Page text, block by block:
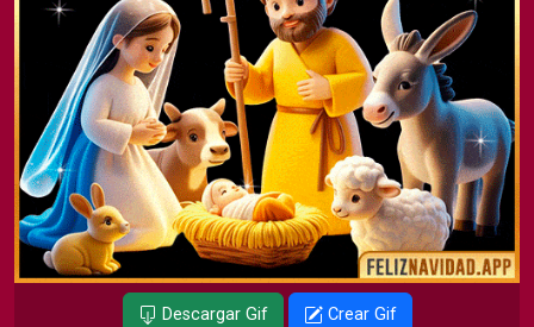
Descargar Gif Crear Gif